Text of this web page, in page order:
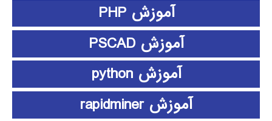
آموزش PHP
آموزش PSCAD
آموزش python
آموزش rapidminer